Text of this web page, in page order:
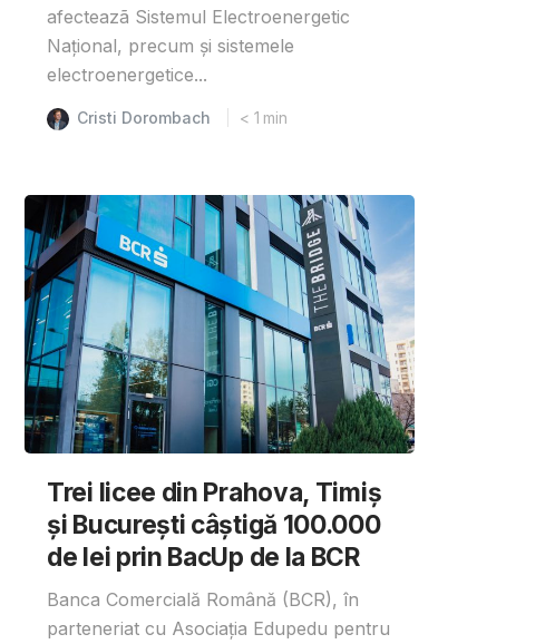
afecteazã Sistemul Electroenergetic
Național, precum și sistemele
electroenergetice...
Cristi Dorombach < 1 min
Trei licee din Prahova, Timiș
și București câștigă 100.000
de lei prin BacUp de la BCR
Banca Comercială Română (BCR), în
parteneriat cu Asociația Edupedu pentru